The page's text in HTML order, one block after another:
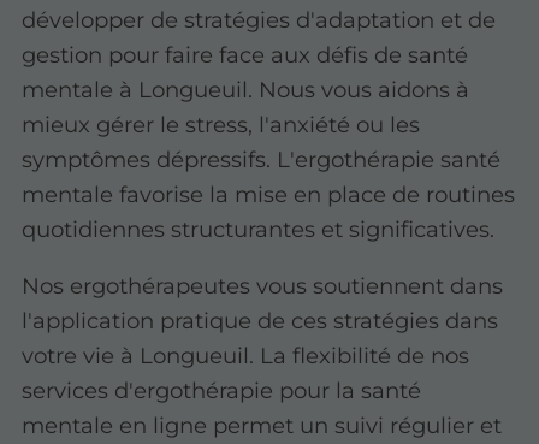
développer de stratégies d'adaptation et de
gestion pour faire face aux défis de santé
mentale à Longueuil. Nous vous aidons à
mieux gérer le stress, l'anxiété ou les
symptômes dépressifs. L'ergothérapie santé
mentale favorise la mise en place de routines
quotidiennes structurantes et significatives.
Nos ergothérapeutes vous soutiennent dans
l'application pratique de ces stratégies dans
votre vie à Longueuil. La flexibilité de nos
services d'ergothérapie pour la santé
mentale en ligne permet un suivi régulier et